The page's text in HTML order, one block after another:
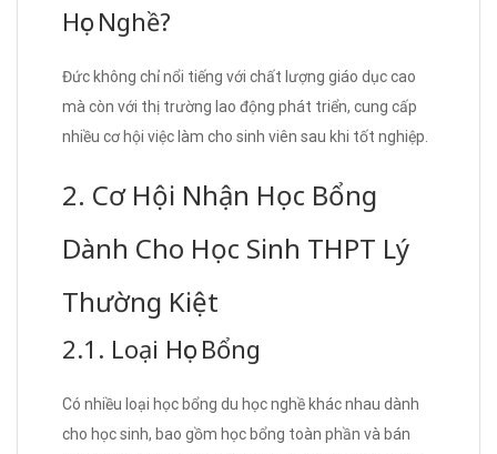
Học Nghề?
Đức không chỉ nổi tiếng với chất lượng giáo dục cao
mà còn với thị trường lao động phát triển, cung cấp
nhiều cơ hội việc làm cho sinh viên sau khi tốt nghiệp.
2. Cơ Hội Nhận Học Bổng
Dành Cho Học Sinh THPT Lý
Thường Kiệt
2.1. Loại Học Bổng
Có nhiều loại học bổng du học nghề khác nhau dành
cho học sinh, bao gồm học bổng toàn phần và bán